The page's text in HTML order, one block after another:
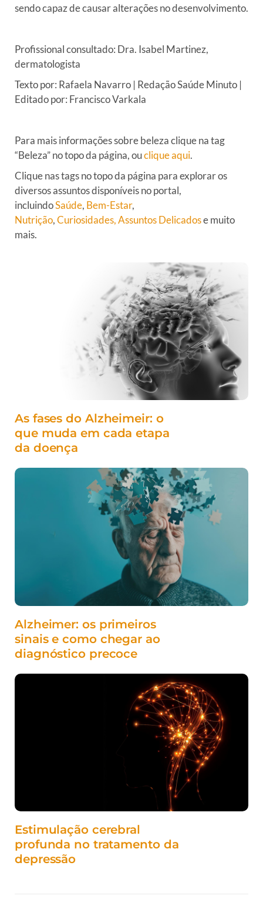
sendo capaz de causar alterações no desenvolvimento.
Profissional consultado: Dra. Isabel Martinez,
dermatologista
Texto por: Rafaela Navarro | Redação Saúde Minuto |
Editado por: Francisco Varkala
Para mais informações sobre beleza clique na tag
“Beleza” no topo da página, ouclique aqui.
Clique nas tags no topo da página para explorar os
diversos assuntos disponíveis no portal,
incluindoSaúde, Bem-Estar,
Nutrição,Curiosidades,Assuntos Delicadose muito
mais.
As fases do Alzheimeir: o
que muda em cada etapa
da doença
Alzheimer: os primeiros
sinais e como chegar ao
diagnóstico precoce
Estimulação cerebral
profunda no tratamento da
depressão